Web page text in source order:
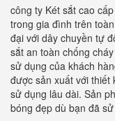
công ty Két sắt cao
trong gia đình trên
đại với dây chuyền tự
sắt an toàn chống
sử dụng của khách
được sản xuất với thiết
sử dụng lâu dài. Sản
bóng đẹp dù bạn đã